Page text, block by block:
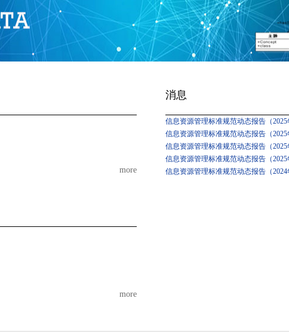
more
消息
信息资源管理标准规范动态报告（
信息资源管理标准规范动态报告（
信息资源管理标准规范动态报告（
信息资源管理标准规范动态报告（
信息资源管理标准规范动态报告（
more